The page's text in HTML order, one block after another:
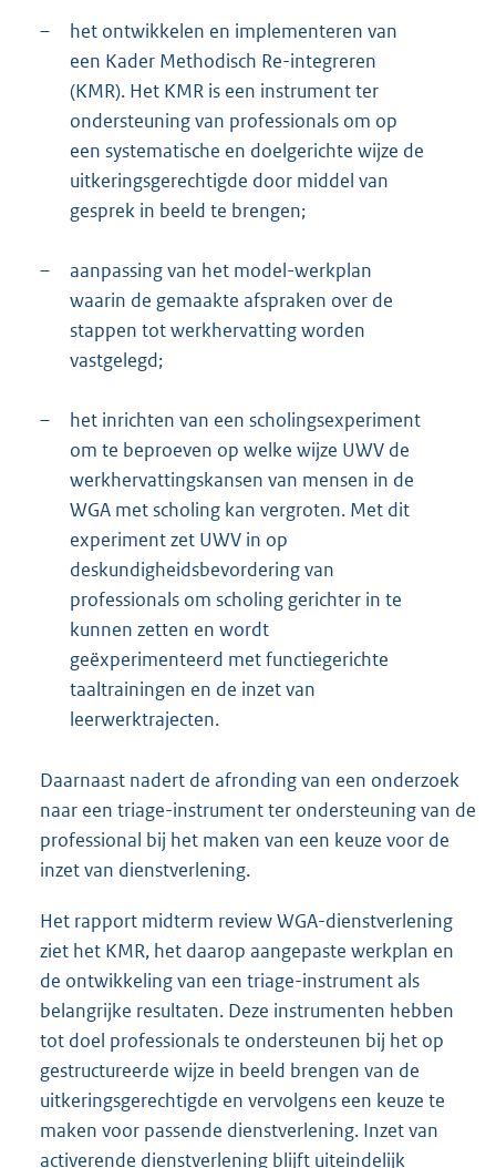
–
het ontwikkelen en implementeren van
een Kader Methodisch Re-integreren
(KMR). Het KMR is een instrument ter
ondersteuning van professionals om op
een systematische en doelgerichte wijze de
uitkeringsgerechtigde door middel van
gesprek in beeld te brengen;
–
aanpassing van het model-werkplan
waarin de gemaakte afspraken over de
stappen tot werkhervatting worden
vastgelegd;
–
het inrichten van een scholingsexperiment
om te beproeven op welke wijze UWV de
werkhervattingskansen van mensen in de
WGA met scholing kan vergroten. Met dit
experiment zet UWV in op
deskundigheidsbevordering van
professionals om scholing gerichter in te
kunnen zetten en wordt
geëxperimenteerd met functiegerichte
taaltrainingen en de inzet van
leerwerktrajecten.
Daarnaast nadert de afronding van een onderzoek
naar een triage-instrument ter ondersteuning van de
professional bij het maken van een keuze voor de
inzet van dienstverlening.
Het rapport midterm review WGA-dienstverlening
ziet het KMR, het daarop aangepaste werkplan en
de ontwikkeling van een triage-instrument als
belangrijke resultaten. Deze instrumenten hebben
tot doel professionals te ondersteunen bij het op
gestructureerde wijze in beeld brengen van de
uitkeringsgerechtigde en vervolgens een keuze te
maken voor passende dienstverlening. Inzet van
activerende dienstverlening blijft uiteindelijk